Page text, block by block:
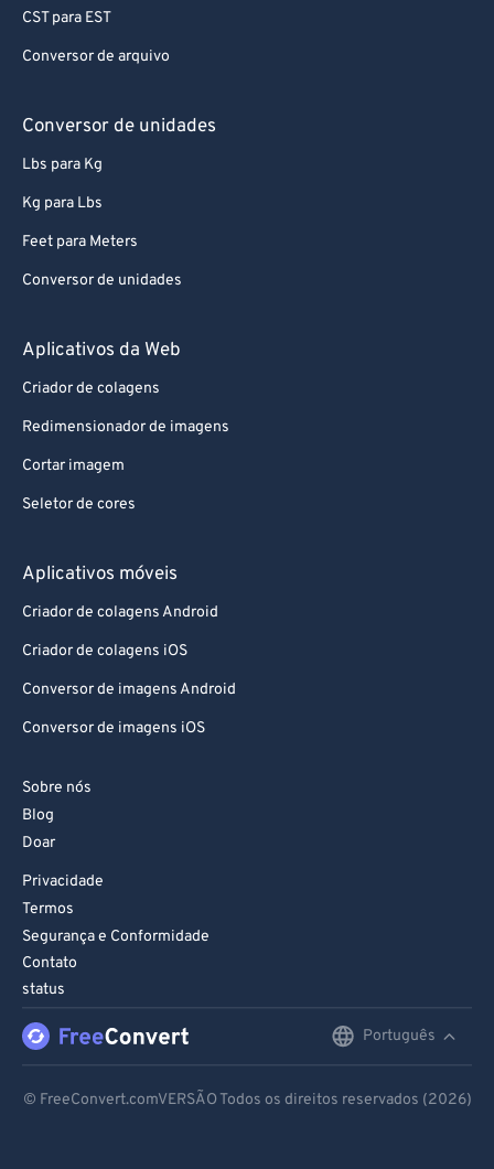
CST para EST
Conversor de arquivo
Conversor de unidades
Lbs para Kg
Kg para Lbs
Feet para Meters
Conversor de unidades
Aplicativos da Web
Criador de colagens
Redimensionador de imagens
Cortar imagem
Seletor de cores
Aplicativos móveis
Criador de colagens Android
Criador de colagens iOS
Conversor de imagens Android
Conversor de imagens iOS
Sobre nós
Blog
Doar
Privacidade
Termos
Segurança e Conformidade
Contato
status
Português
© FreeConvert.comVERSÃO Todos os direitos reservados (2026)